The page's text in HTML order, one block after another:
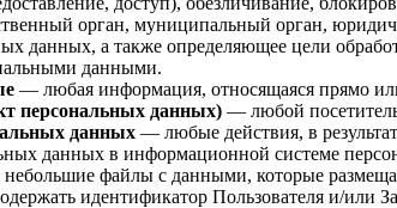
орган, муниципальный орган,
данных, а также определяющее цели
данными.
— любая информация, относящаяся прямо
персональных данных) — любой
данных — любые действия, в
данных в информационной системе
файлы с данными, которые
идентификатор Пользователя и/или